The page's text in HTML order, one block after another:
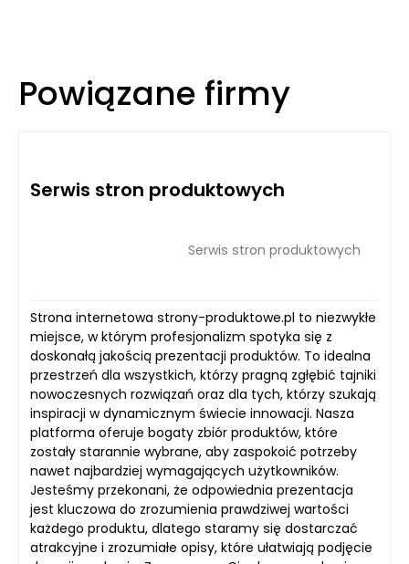
Powiązane firmy
Serwis stron produktowych
Serwis stron produktowych
Strona internetowa strony-produktowe.pl to niezwykłe
miejsce, w którym profesjonalizm spotyka się z
doskonałą jakością prezentacji produktów. To idealna
przestrzeń dla wszystkich, którzy pragną zgłębić tajniki
nowoczesnych rozwiązań oraz dla tych, którzy szukają
inspiracji w dynamicznym świecie innowacji. Nasza
platforma oferuje bogaty zbiór produktów, które
zostały starannie wybrane, aby zaspokoić potrzeby
nawet najbardziej wymagających użytkowników.
Jesteśmy przekonani, że odpowiednia prezentacja
jest kluczowa do zrozumienia prawdziwej wartości
każdego produktu, dlatego staramy się dostarczać
atrakcyjne i zrozumiałe opisy, które ułatwiają podjęcie